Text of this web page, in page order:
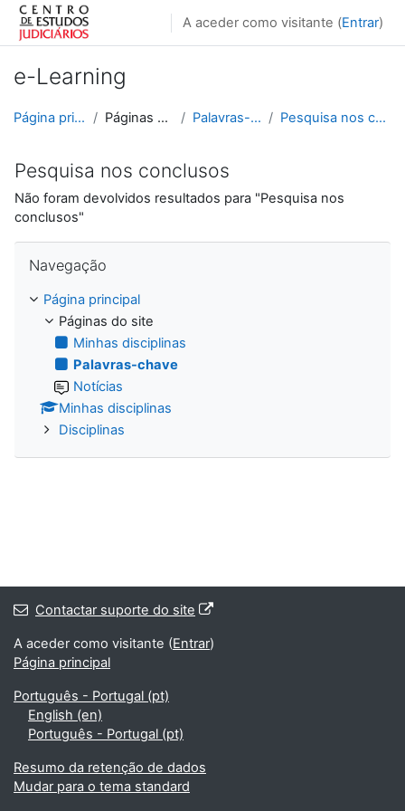
Ir para o conteúdo principal
A aceder como visitante (Entrar)
e-Learning
Página principal Páginas do site Palavras-chave Pesquisa nos conclusos
Pesquisa nos conclusos
Não foram devolvidos resultados para "Pesquisa nos
conclusos"
Navegação
Página principal
Páginas do site
Minhas disciplinas
Palavras-chave
Notícias
Minhas disciplinas
Disciplinas
Contactar suporte do site
A aceder como visitante (Entrar)
Página principal
Português - Portugal ‎(pt)‎
English ‎(en)‎
Português - Portugal ‎(pt)‎
Resumo da retenção de dados
Mudar para o tema standard